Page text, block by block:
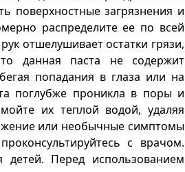
поверхностные загрязнения и
распределите ее по всей
отшелушивает остатки грязи,
данная паста не содержит
попадания в глаза или на
поглубже проникла в поры и
их теплой водой, удаляя
или необычные симптомы
с врачом.
Перед использованием